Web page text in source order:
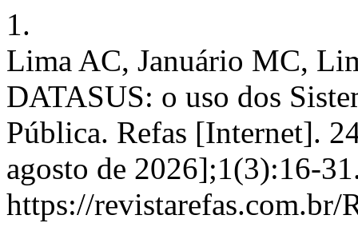
1.
Lima AC, Januário MC,
DATASUS: o uso dos
Pública. Refas [Internet].
agosto de 2026];1(3):16-
https://